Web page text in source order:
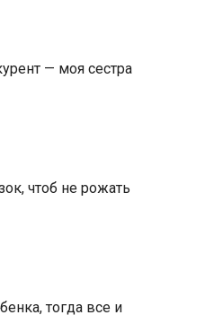
— моя сестра
чтоб не рожать
тогда все и